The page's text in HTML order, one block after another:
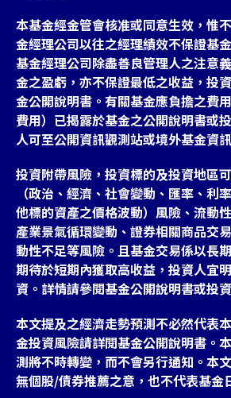
本基金經金管會核准或同意生效，惟
金經理公司以往之經理績效不保證基
基金經理公司除盡善良管理人之注意
金之盈虧，亦不保證最低之收益，投
金公開說明書。有關基金應負擔之費
費用）已揭露於基金之公開說明書或
人可至公開資訊觀測站或境外基金資
投資附帶風險，投資標的及投資地區
（政治、經濟、社會變動、匯率、利
他標的資產之價格波動）風險、流動
產業景氣循環變動、證券相關商品交
動性不足等風險。且基金交易係以長
期待於短期內獲取高收益，投資人宜
資。詳情請參閱基金公開說明書或投
本文提及之經濟走勢預測不必然代表
金投資風險請詳閱基金公開說明書。
測將不時轉變，而不會另行通知。本
無個股/債券推薦之意，也不代表基金